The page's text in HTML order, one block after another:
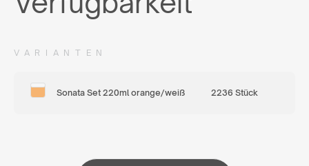
VARIANTEN
Sonata Set 220ml orange/weiß 2236 Stück